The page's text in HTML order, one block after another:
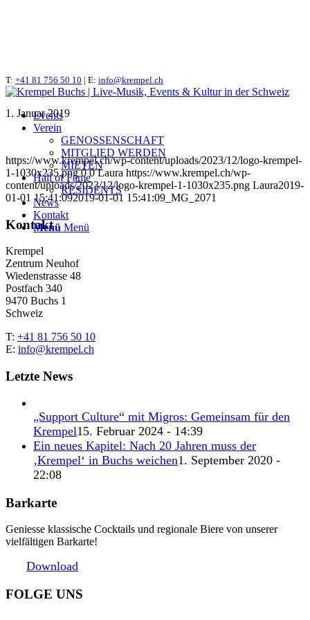
T: +41 81 756 50 10 | E: info@krempel.ch
Events
Verein
GENOSSENSCHAFT
MITGLIED WERDEN
MIETEN
Hall of Fame
RESIDENTS
News
Kontakt
Menü Menü
_MG_2071
1. Januar 2019
https://www.krempel.ch/wp-content/uploads/2023/12/logo-krempel-
1-1030x235.png 0 0 Laura https://www.krempel.ch/wp-
content/uploads/2023/12/logo-krempel-1-1030x235.png Laura2019-
01-01 15:41:092019-01-01 15:41:09 _MG_2071
Kontakt
Krempel
Zentrum Neuhof
Wiedenstrasse 48
Postfach 340
9470 Buchs 1
Schweiz
T: +41 81 756 50 10
E: info@krempel.ch
Letzte News
„Support Culture“ mit Migros: Gemeinsam für den
Krempel15. Februar 2024 - 14:39
Ein neues Kapitel: Nach 20 Jahren muss der
‚Krempel‘ in Buchs weichen1. September 2020 -
22:08
Barkarte
Geniesse klassische Cocktails und regionale Biere von unserer
vielfältigen Barkarte!
Download
FOLGE UNS